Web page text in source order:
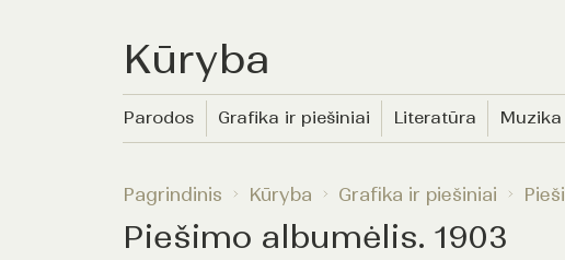
Kūryba
Parodos Grafika ir piešiniai Literatūra Muzika
Pagrindinis Kūryba Grafika ir piešiniai
Piešimo albumėlis. 1903